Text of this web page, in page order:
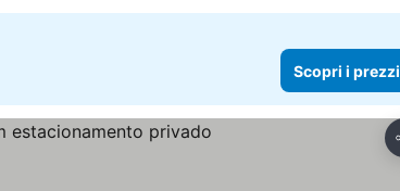
Scopri i prezzi